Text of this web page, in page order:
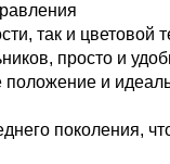
так и цветовой
просто и
и
поколения,